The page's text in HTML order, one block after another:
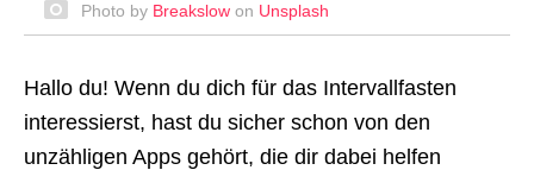
Photo by Breakslow on Unsplash
Hallo du! Wenn du dich für das Intervallfasten
interessierst, hast du sicher schon von den
unzähligen Apps gehört, die dir dabei helfen